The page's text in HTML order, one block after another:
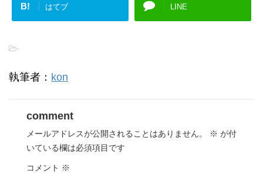
B! はてブ LINE
-
執筆者： kon
comment
メールアドレスが公開されることはありません。 ※ が付
いている欄は必須項目です
コメント ※